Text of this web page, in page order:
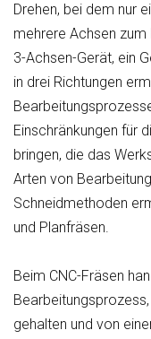
Drehen, bei dem nur
mehrere Achsen
3-Achsen-Gerät, ein
in drei Richtungen
Einschränkungen für
bringen, die das
Arten von
Schneidmethoden
und Planfräsen.
Beim CNC-Fräsen
gehalten und von